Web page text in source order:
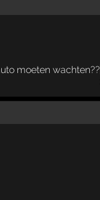
moeten wachten??